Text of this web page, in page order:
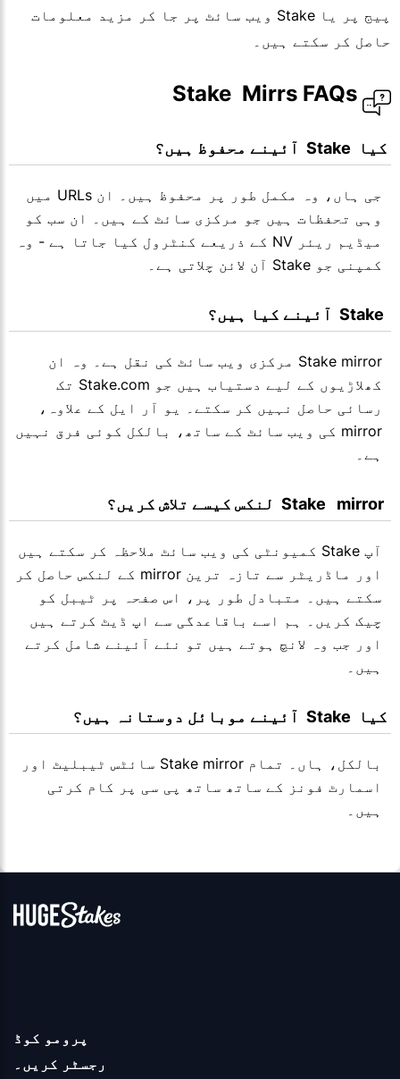
پیج پر یا Stake ویب سائٹ پر جا کر مزید معلومات
حاصل کر سکتے ہیں۔
جی ہاں، وہ مکمل طور پر محفوظ ہیں۔ ان URLs میں
وہی تحفظات ہیں جو مرکزی سائٹ کے ہیں۔ ان سب کو
میڈیم ریئر NV کے ذریعے کنٹرول کیا جاتا ہے - وہ
کمپنی جو Stake آن لائن چلاتی ہے۔
Stake mirror مرکزی ویب سائٹ کی نقل ہے۔ وہ ان
کھلاڑیوں کے لیے دستیاب ہیں جو Stake.com تک
رسائی حاصل نہیں کر سکتے۔ یو آر ایل کے علاوہ،
mirror کی ویب سائٹ کے ساتھ، بالکل کوئی فرق نہیں
ہے۔
آپ Stake کمیونٹی کی ویب سائٹ ملاحظہ کر سکتے ہیں
اور ماڈریٹر سے تازہ ترین mirror کے لنکس حاصل کر
سکتے ہیں۔ متبادل طور پر، اس صفحہ پر ٹیبل کو
چیک کریں۔ ہم اسے باقاعدگی سے اپ ڈیٹ کرتے ہیں
اور جب وہ لانچ ہوتے ہیں تو نئے آئینے شامل کرتے
ہیں۔
بالکل، ہاں۔ تمام Stake mirror سائٹس ٹیبلیٹ اور
اسمارٹ فونز کے ساتھ ساتھ پی سی پر کام کرتی
ہیں۔
پرومو کوڈ
رجسٹر کریں۔